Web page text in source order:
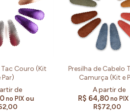
Tac Couro (Kit
Par)
no PIX ou
Presilha de Cabelo
Camurça (Kit e
R$ 64,80no PIX
R$72,00